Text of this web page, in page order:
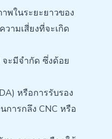
พในระยะยาวของ
ามเสี่ยงที่จะเกิด
ะมีจำกัด ซึ่งด้อย
หรือการรับรอง
ารกลึง CNC หรือ